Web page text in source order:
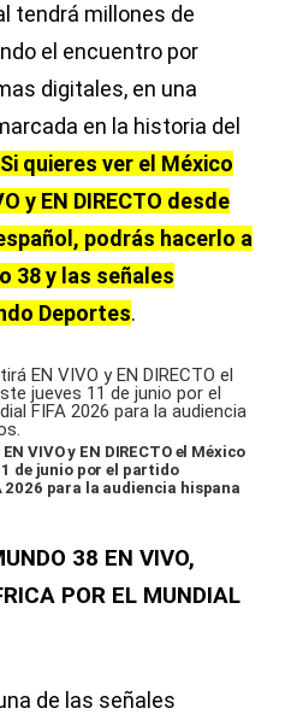
tendrá millones de
el encuentro por
digitales, en una
en la historia del
Si quieres ver el México
y EN DIRECTO desde
podrás hacerlo a
38 y las señales
Deportes.
VIVO y EN DIRECTO el México
de junio por el partido
para la audiencia hispana
38 EN VIVO,
POR EL MUNDIAL
de las señales